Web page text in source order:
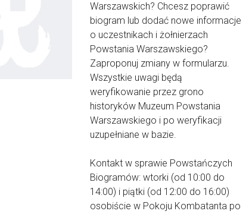
Warszawskich? Chcesz poprawić
biogram lub dodać nowe informacje
o uczestnikach i żołnierzach
Powstania Warszawskiego?
Zaproponuj zmiany w formularzu.
Wszystkie uwagi będą
weryfikowanie przez grono
historyków Muzeum Powstania
Warszawskiego i po weryfikacji
uzupełniane w bazie.
Kontakt w sprawie Powstańczych
Biogramów: wtorki (od 10:00 do
14:00) i piątki (od 12:00 do 16:00)
osobiście w Pokoju Kombatanta po